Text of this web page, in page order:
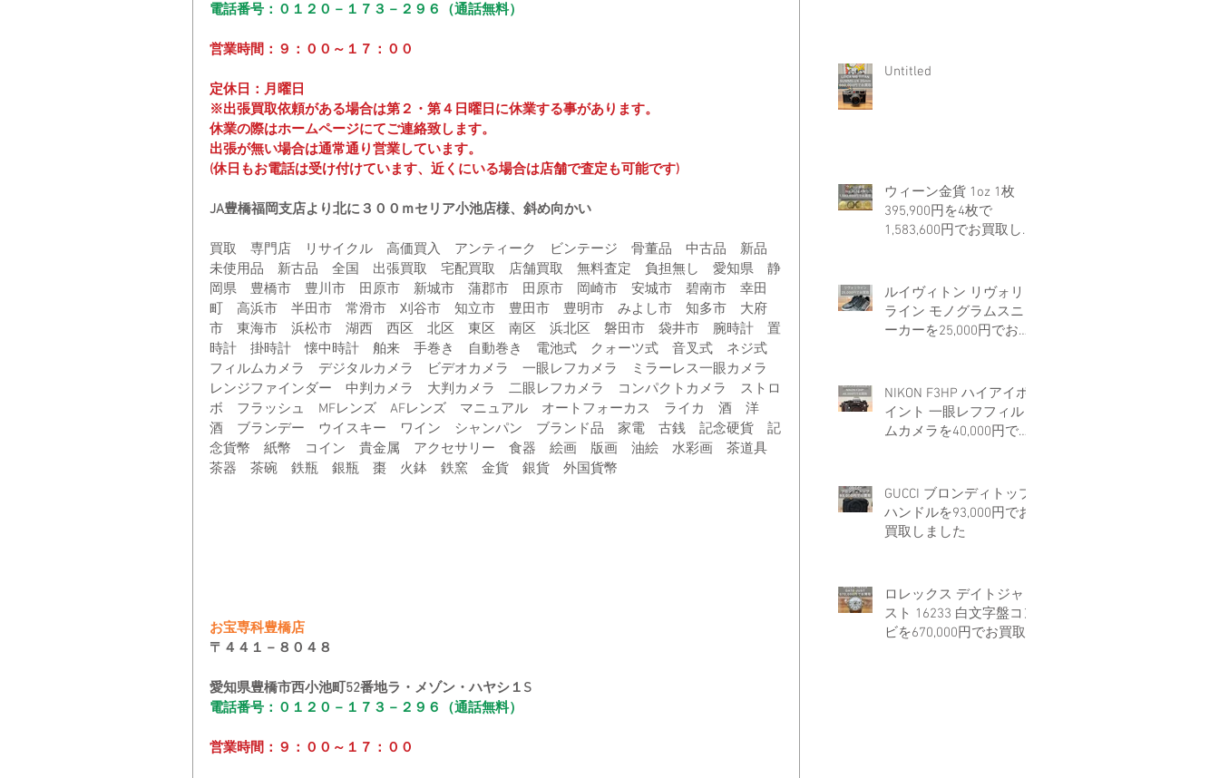
電話番号：０１２０－１７３－２９６（通話無料）
営業時間：９：００～１７：００
定休日：月曜日
※出張買取依頼がある場合は第２・第４日曜日に休業する事があります。
休業の際はホームページにてご連絡致します。
出張が無い場合は通常通り営業しています。
(休日もお電話は受け付けています、近くにいる場合は店舗で査定も可能です)
JA豊橋福岡支店より北に３００ｍセリア小池店様、斜め向かい
買取　専門店　リサイクル　高価買入　アンティーク　ビンテージ　骨董品　中古品　新品
未使用品　新古品　全国　出張買取　宅配買取　店舗買取　無料査定　負担無し　愛知県　静
岡県　豊橋市　豊川市　田原市　新城市　蒲郡市　田原市　岡崎市　安城市　碧南市　幸田
町　高浜市　半田市　常滑市　刈谷市　知立市　豊田市　豊明市　みよし市　知多市　大府
市　東海市　浜松市　湖西　西区　北区　東区　南区　浜北区　磐田市　袋井市　腕時計　置
時計　掛時計　懐中時計　舶来　手巻き　自動巻き　電池式　クォーツ式　音叉式　ネジ式
フィルムカメラ　デジタルカメラ　ビデオカメラ　一眼レフカメラ　ミラーレス一眼カメラ
レンジファインダー　中判カメラ　大判カメラ　二眼レフカメラ　コンパクトカメラ　ストロ
ボ　フラッシュ　MFレンズ　AFレンズ　マニュアル　オートフォーカス　ライカ　酒　洋
酒　ブランデー　ウイスキー　ワイン　シャンパン　ブランド品　家電　古銭　記念硬貨　記
念貨幣　紙幣　コイン　貴金属　アクセサリー　食器　絵画　版画　油絵　水彩画　茶道具
茶器　茶碗　鉄瓶　銀瓶　棗　火鉢　鉄窯　金貨　銀貨　外国貨幣
お宝専科豊橋店
〒４４１－８０４８
愛知県豊橋市西小池町52番地ラ・メゾン・ハヤシ１S
電話番号：０１２０－１７３－２９６（通話無料）
営業時間：９：００～１７：００
Untitled
ウィーン金貨 1oz 1枚
395,900円を4枚で
1,583,600円でお買取しま
ルイヴィトン リヴォリ
ライン モノグラムスニ
ーカーを25,000円でお買
NIKON F3HP ハイアイポ
イント 一眼レフフィル
ムカメラを40,000円でお
GUCCI ブロンディトップ
ハンドルを93,000円でお
買取しました
ロレックス デイトジャ
スト 16233 白文字盤コン
ビを670,000円でお買取